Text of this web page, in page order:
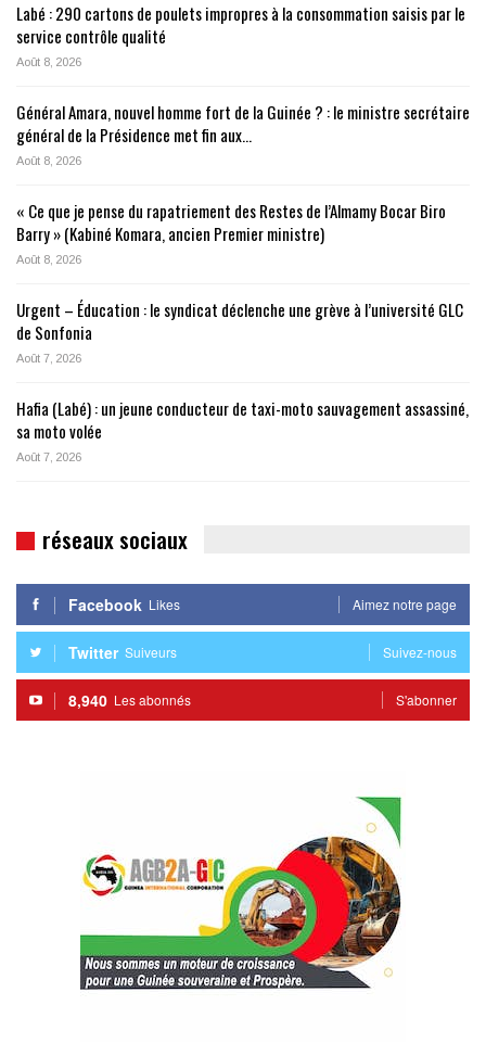
Labé : 290 cartons de poulets impropres à la consommation saisis par le
service contrôle qualité
Août 8, 2026
Général Amara, nouvel homme fort de la Guinée ? : le ministre secrétaire
général de la Présidence met fin aux…
Août 8, 2026
« Ce que je pense du rapatriement des Restes de l’Almamy Bocar Biro
Barry » (Kabiné Komara, ancien Premier ministre)
Août 8, 2026
Urgent – Éducation : le syndicat déclenche une grève à l’université GLC
de Sonfonia
Août 7, 2026
Hafia (Labé) : un jeune conducteur de taxi-moto sauvagement assassiné,
sa moto volée
Août 7, 2026
réseaux sociaux
Facebook Likes Aimez notre page
Twitter Suiveurs Suivez-nous
8,940 Les abonnés S'abonner